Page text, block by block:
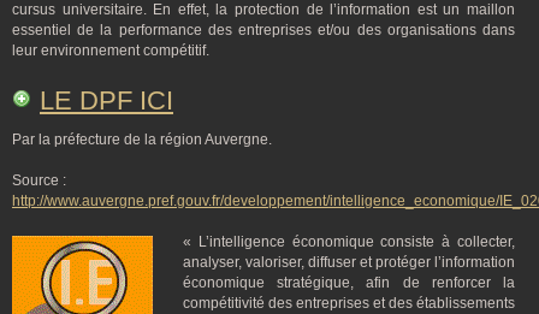
cursus universitaire. En effet, la protection de l’information est un maillon
essentiel de la performance des entreprises et/ou des organisations dans
leur environnement compétitif.
LE DPF ICI
Par la préfecture de la région Auvergne.
Source :
http://www.auvergne.pref.gouv.fr/developpement/intelligence_economique/
« L’intelligence économique consiste à collecter,
analyser, valoriser, diffuser et protéger l’information
économique stratégique, afin de renforcer la
compétitivité des entreprises et des établissements